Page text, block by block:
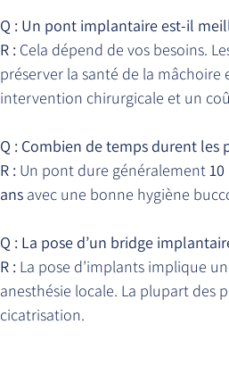
Q : Un pont implantaire est-il
R : Cela dépend de vos besoins.
préserver la santé de la mâchoire
intervention chirurgicale et un
Q : Combien de temps durent
R : Un pont dure généralement 10
ans avec une bonne hygiène
Q : La pose d’un bridge
R : La pose d’implants implique
anesthésie locale. La plupart des
cicatrisation.